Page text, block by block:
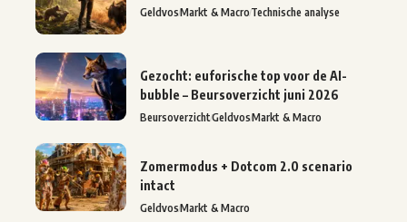
GeldvosMarkt & MacroTechnische analyse
Gezocht: euforische top voor de AI-
bubble – Beursoverzicht juni 2026
BeursoverzichtGeldvosMarkt & Macro
Zomermodus + Dotcom 2.0 scenario
intact
GeldvosMarkt & Macro